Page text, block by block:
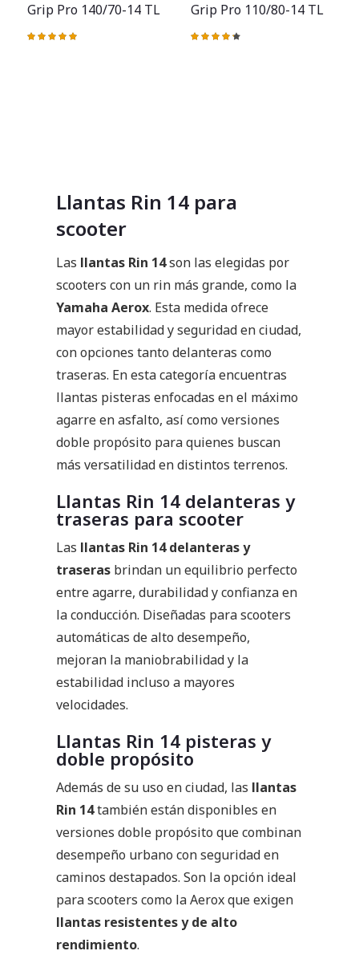
Grip Pro 140/70-14 TL
Valoración:
Grip Pro 110/80-14 TL
Valoración:
Llantas Rin 14 para
scooter
Las llantas Rin 14son las elegidas por
scooters con un rin más grande, como la
Yamaha Aerox. Esta medida ofrece
mayor estabilidad y seguridad en ciudad,
con opciones tanto delanteras como
traseras. En esta categoría encuentras
llantas pisteras enfocadas en el máximo
agarre en asfalto, así como versiones
doble propósito para quienes buscan
más versatilidad en distintos terrenos.
Llantas Rin 14 delanteras y
traseras para scooter
Las llantas Rin 14 delanteras y
traseras brindan un equilibrio perfecto
entre agarre, durabilidad y confianza en
la conducción. Diseñadas para scooters
automáticas de alto desempeño,
mejoran la maniobrabilidad y la
estabilidad incluso a mayores
velocidades.
Llantas Rin 14 pisteras y
doble propósito
Además de su uso en ciudad, las llantas
Rin 14también están disponibles en
versiones doble propósito que combinan
desempeño urbano con seguridad en
caminos destapados. Son la opción ideal
para scooters como la Aerox que exigen
llantas resistentes y de alto
rendimiento.